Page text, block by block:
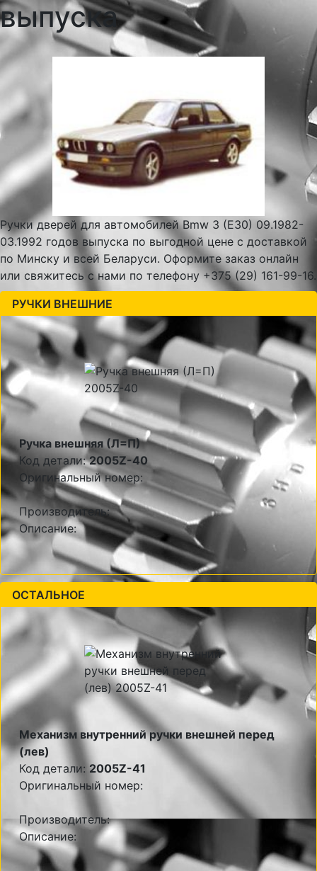
выпуска
Ручки дверей для автомобилей Bmw 3 (E30) 09.1982-
03.1992 годов выпуска по выгодной цене с доставкой
по Минску и всей Беларуси. Оформите заказ онлайн
или свяжитесь с нами по телефону +375 (29) 161-99-16.
РУЧКИ ВНЕШНИЕ
Ручка внешняя (Л=П)
Код детали:2005Z-40
Оригинальный номер:
Производитель:
Описание:
ОСТАЛЬНОЕ
Механизм внутренний ручки внешней перед
(лев)
Код детали: 2005Z-41
Оригинальный номер:
Производитель:
Описание: